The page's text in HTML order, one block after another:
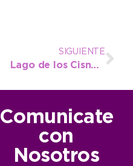
SIGUIENTE
Lago de los Cisnes, se reparó la bomba y se vuelve a poner en valor
Comunicate
con
Nosotros